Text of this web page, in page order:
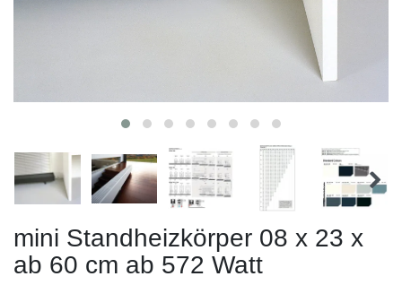
mini Standheizkörper 08 x 23 x
ab 60 cm ab 572 Watt